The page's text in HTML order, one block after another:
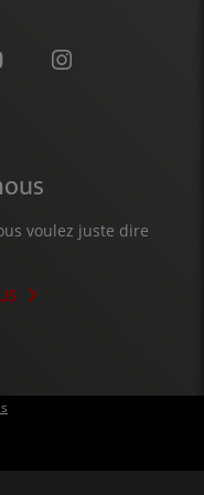
voulez juste dire